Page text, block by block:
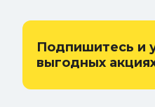
Теплицы,
материал
Подпишитесь и
выгодных